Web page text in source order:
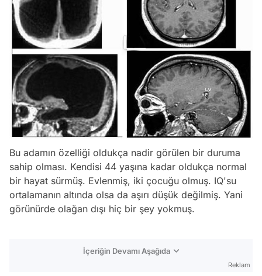
Bu adamın özelliği oldukça nadir görülen bir duruma
sahip olması. Kendisi 44 yaşına kadar oldukça normal
bir hayat sürmüş. Evlenmiş, iki çocuğu olmuş. IQ'su
ortalamanın altında olsa da aşırı düşük değilmiş. Yani
görünürde olağan dışı hiç bir şey yokmuş.
İçeriğin Devamı Aşağıda
Reklam